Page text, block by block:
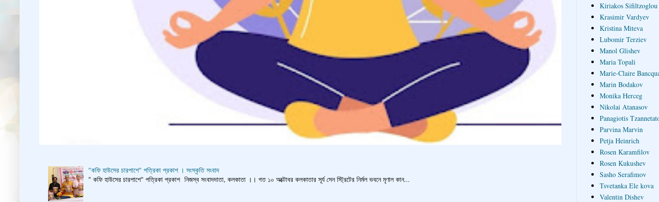
"কফি হাউসের চারপাশে" পত্রিকা প্রকাশ । সংস্কৃতি সংবাদ
" কফি হাউসের চারপাশে" পত্রিকা প্রকাশ নিজস্ব সংবাদদাতা, কলকাতা ।। গত ১০ অক্টোবর কলকাতার সূর্য সেন স্ট্রিটের নির্মল ভবনে মৃণাল কান...
Kiriakos Sifiltzoglou
Krasimir Vardyev
Kristina Miteva
Lubomir Terziev
Manol Glishev
Maria Topali
Marie-Claire
Marin Bodakov
Monika Herceg
Nikolai Atanasov
Panagiotis
Parvina Marvin
Petja Heinrich
Rosen Karamfilov
Rosen Kukushev
Sasho Serafimov
Tsvetanka Ele kova
Valentin Dishev